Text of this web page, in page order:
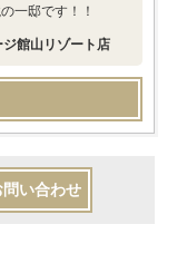
一邸です！！
館山リゾート店
問い合わせ